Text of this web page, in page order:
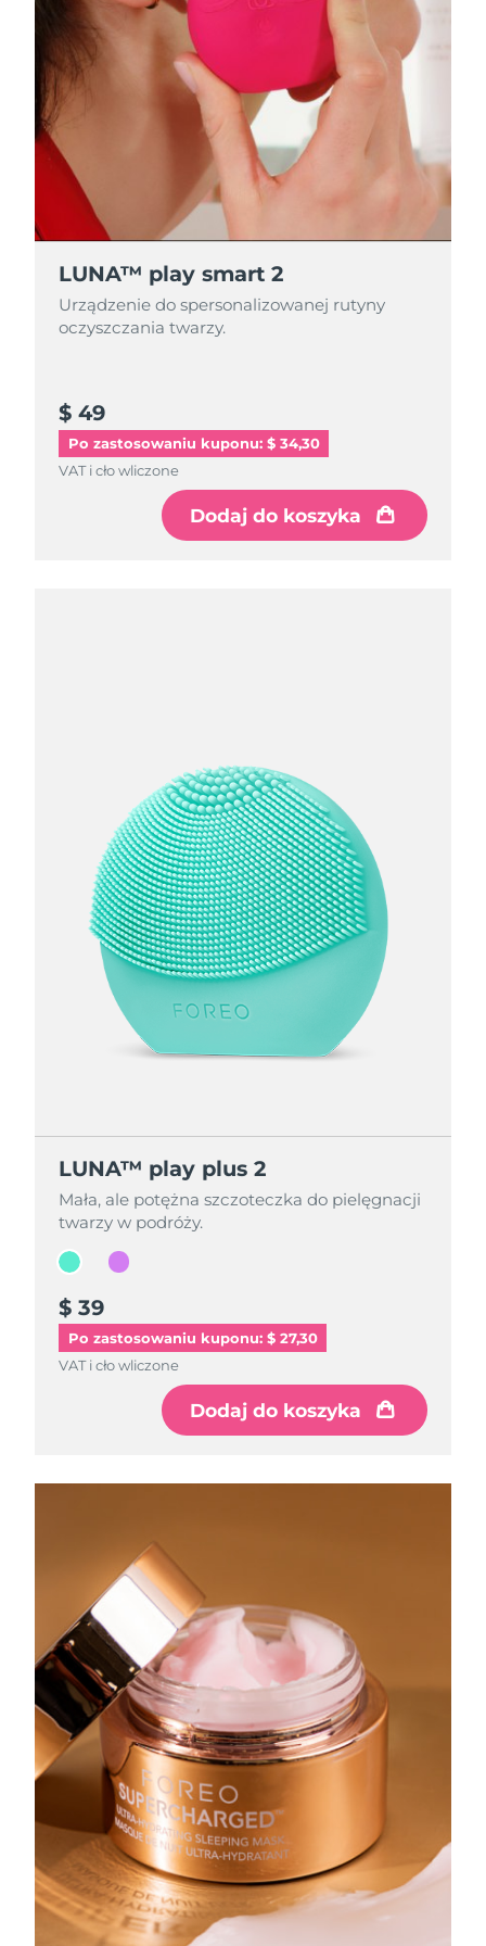
LUNA™ play smart 2
Urządzenie do spersonalizowanej rutyny
oczyszczania twarzy.
$ 49
Po zastosowaniu kuponu: $ 34,30
VAT i cło wliczone
Dodaj do koszyka
LUNA™ play plus 2
Mała, ale potężna szczoteczka do pielęgnacji
twarzy w podróży.
$ 39
Po zastosowaniu kuponu: $ 27,30
VAT i cło wliczone
Dodaj do koszyka
LUNA™ play plus 2
Mała, ale potężna szczoteczka do pielęgnacji
twarzy w podróży.
$ 39
VAT i cło wliczone
Dodaj do koszyka